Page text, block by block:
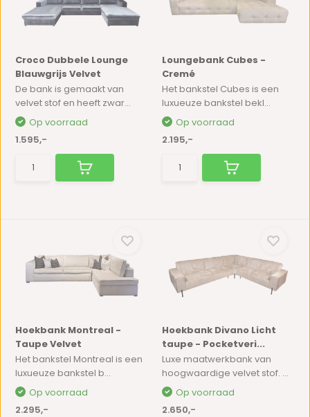
Croco Dubbele Lounge
Blauwgrijs Velvet
De bank is gemaakt van
velvet stof en heeft zwar...
Op voorraad
1.595,-
Loungebank Cubes -
Cremé
Het bankstel Cubes is een
luxueuze bankstel bekl...
Op voorraad
2.195,-
Hoekbank Montreal -
Taupe Velvet
Het bankstel Montreal is een
luxueuze bankstel b...
Op voorraad
2.295,-
Hoekbank Divano Licht
taupe - Pocketveri...
Luxe maatwerkbank van
hoogwaardige velvet stof. ...
Op voorraad
2.650,-